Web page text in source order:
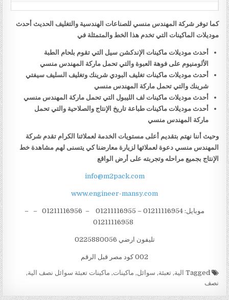
كما توفر شركة المهندس منسي للصناعات الهندسية والتغليف الحديث أحدث
موديلات الماكينات التي تخدم هذا الخط والمتمثلة في
أحدث موديلات ماكينات الإندكشن سيل التي تقوم بلحام الطبة
الألومنيوم على فوهة العبوة والتي تحمل ماركة المهندس منسي
أحدث موديلات ماكينات تغليف البودي شرينك وتغليف السليف سيفتي
شرينك والتي تحمل ماركة المهندس منسي
أحدث موديلات ماكينات لف الليبول التي تحمل ماركة المهندس منسي
أحدث موديلات ماكينات طباعة تاريخ الإنتاج والصلاحية والتي تحمل
ماركة المهندس منسي
وحيث أننا نهتم بتقديم أعلى مستويات الخدمة لعملائنا الكرام تقدم شركة
المهندس منسي دعوة لعملائها لزيارة معارضنا كي يتسنى لهم مشاهدة خط
الإنتاج بجميع مراحله وتجربته على أرض الواقع
info@m2pack.com
www.engineer-mansy.com
موبايل: 01211116954 – 01211116955 – 01211116956 – –
تليفون ارضي 0225880056
002 كود مصر قبل الرقم
Tagged الية,تعبئة, سوائل, ماكينات, ماكينات تعبئة سوائل نصف الية,
نصف